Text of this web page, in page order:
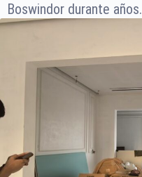
Boswindor durante años.